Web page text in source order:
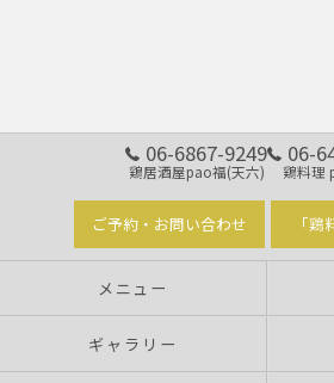
06-6867-9249
鶏居酒屋pao福(天六)
06-
鶏料理
ご予約・お問い合わせ 「
メニュー
ギャラリー